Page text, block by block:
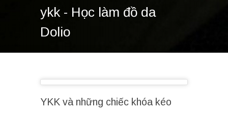
ykk - Học làm đồ da
Dolio
YKK và những chiếc khóa kéo